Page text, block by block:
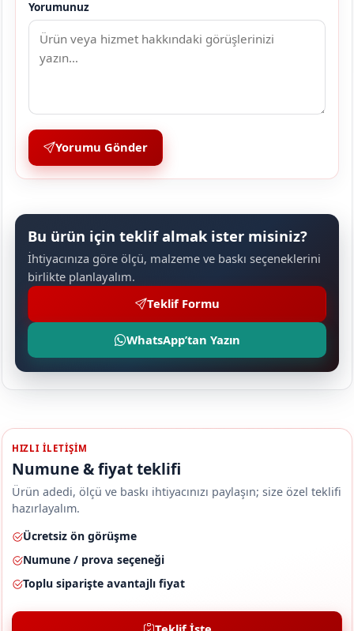
Yorumunuz
Yorumu Gönder
Bu ürün için teklif almak ister misiniz?
İhtiyacınıza göre ölçü, malzeme ve baskı seçeneklerini
birlikte planlayalım.
Teklif Formu
WhatsApp’tan Yazın
HIZLI ILETIŞIM
Numune & fiyat teklifi
Ürün adedi, ölçü ve baskı ihtiyacınızı paylaşın; size özel teklifi
hazırlayalım.
Ücretsiz ön görüşme
Numune / prova seçeneği
Toplu siparişte avantajlı fiyat